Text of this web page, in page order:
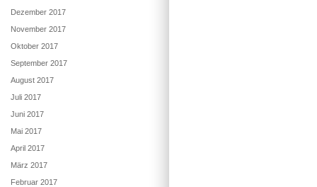
Dezember 2017
November 2017
Oktober 2017
September 2017
August 2017
Juli 2017
Juni 2017
Mai 2017
April 2017
März 2017
Februar 2017